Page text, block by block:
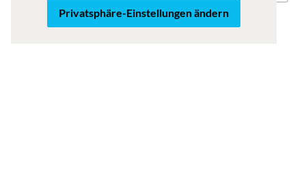
Privatsphäre-Einstellungen ändern